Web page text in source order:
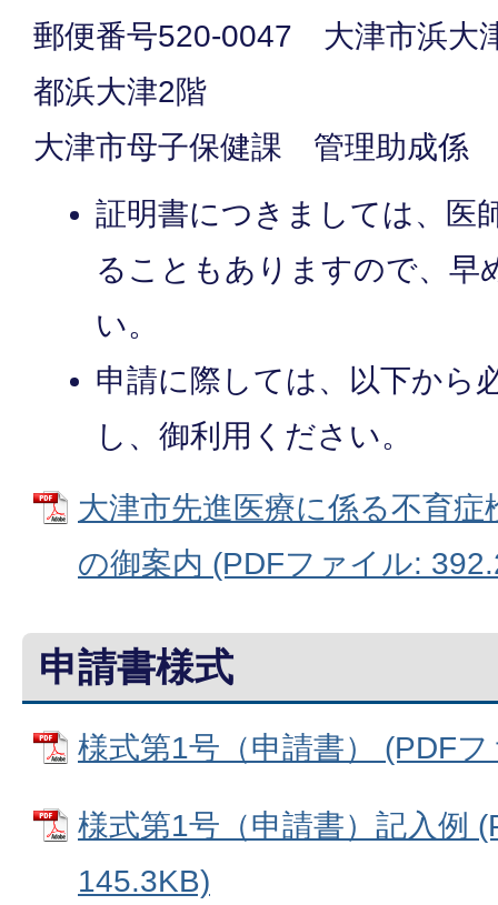
郵便番号520-0047 大津市浜大
都浜大津2階
大津市母子保健課 管理助成係
証明書につきましては、医
ることもありますので、早
い。
申請に際しては、以下から
し、御利用ください。
大津市先進医療に係る不育
の御案内 (PDFファイル:
申請書様式
様式第1号（申請書） (PDF
様式第1号（申請書）記入例
145.3KB)